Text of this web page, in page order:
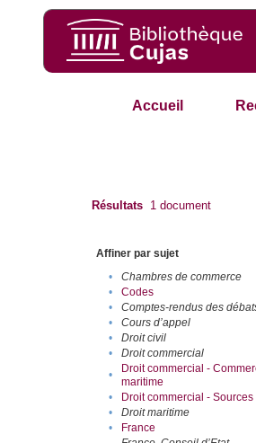
Accueil
Résultats 1 document
Affiner par sujet
•
Chambres de commerce
•
Codes
•
Comptes-rendus des
•
Cours d’appel
•
Droit civil
•
Droit commercial
•
Droit commercial -
maritime
• Droit commercial - Sources
•
Droit maritime
•
France